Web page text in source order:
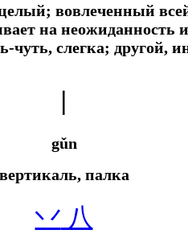
вовлеченный
на неожиданность
чуть, слегка; другой,
gǔn
вертикаль, палка
丷 八